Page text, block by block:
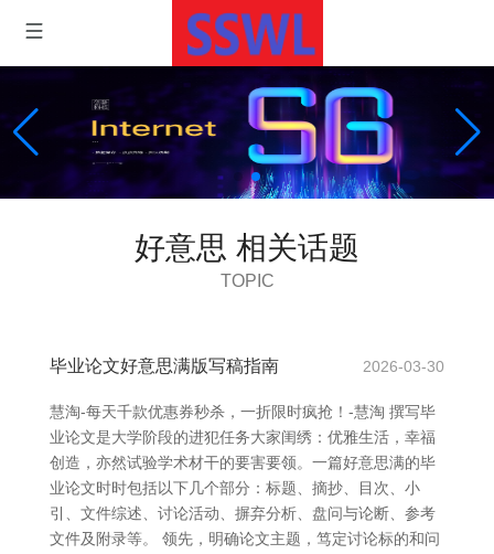
好意思 相关话题
TOPIC
毕业论文好意思满版写稿指南 2026-03-30
慧淘-每天千款优惠券秒杀，一折限时疯抢！-慧淘 撰写毕
业论文是大学阶段的进犯任务大家闺绣：优雅生活，幸福
创造，亦然试验学术材干的要害要领。一篇好意思满的毕
业论文时时包括以下几个部分：标题、摘抄、目次、小
引、文件综述、讨论活动、摒弃分析、盘问与论断、参考
文件及附录等。 领先，明确论文主题，笃定讨论标的和问